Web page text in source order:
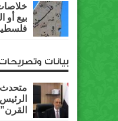
بيع أو
بيانات
متحدث
القرن”